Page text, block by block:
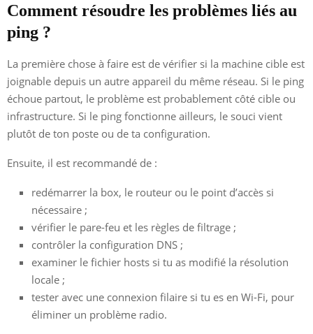
Comment résoudre les problèmes liés au
ping ?
La première chose à faire est de vérifier si la machine cible est
joignable depuis un autre appareil du même réseau. Si le ping
échoue partout, le problème est probablement côté cible ou
infrastructure. Si le ping fonctionne ailleurs, le souci vient
plutôt de ton poste ou de ta configuration.
Ensuite, il est recommandé de :
redémarrer la box, le routeur ou le point d’accès si
nécessaire ;
vérifier le pare-feu et les règles de filtrage ;
contrôler la configuration DNS ;
examiner le fichier hosts si tu as modifié la résolution
locale ;
tester avec une connexion filaire si tu es en Wi-Fi, pour
éliminer un problème radio.